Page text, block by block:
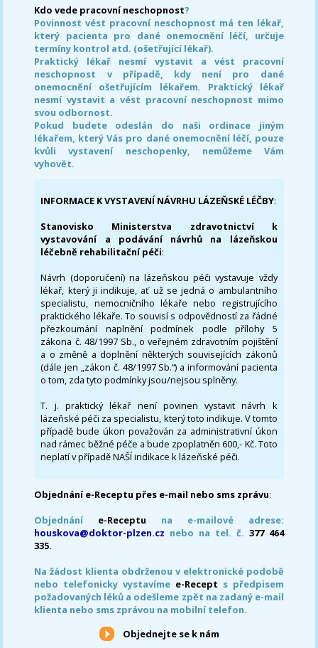
Kdo vede pracovní neschopnost?
Povinnost vést pracovní neschopnost má ten lékař,
který pacienta pro dané onemocnění léčí, určuje
termíny kontrol atd. (ošetřující lékař).
Praktický lékař nesmí vystavit a vést pracovní
neschopnost v případě, kdy není pro dané
onemocnění ošetřujícím lékařem. Praktický lékař
nesmí vystavit a vést pracovní neschopnost mimo
svou odbornost.
Pokud budete odeslán do naši ordinace jiným
lékařem, který Vás pro dané onemocnění léčí, pouze
kvůli vystavení neschopenky, nemůžeme Vám
vyhovět.
INFORMACE K VYSTAVENÍ NÁVRHU LÁZEŇSKÉ LÉČBY:
Stanovisko Ministerstva zdravotnictví k
vystavování a podávání návrhů na lázeňskou
léčebně rehabilitační péči:
Návrh (doporučení) na lázeňskou péči vystavuje vždy
lékař, který ji indikuje, ať už se jedná o ambulantního
specialistu, nemocničního lékaře nebo registrujícího
praktického lékaře. To souvisí s odpovědností za řádné
přezkoumání naplnění podmínek podle přílohy 5
zákona č. 48/1997 Sb., o veřejném zdravotním pojištění
a o změně a doplnění některých souvisejících zákonů
(dále jen „zákon č. 48/1997 Sb.“) a informování pacienta
o tom, zda tyto podmínky jsou/nejsou splněny.
T. j. praktický lékař není povinen vystavit návrh k
lázeňské péči za specialistu, který toto indikuje. V tomto
případě bude úkon považován za administrativní úkon
nad rámec běžné péče a bude zpoplatněn 600,- Kč. Toto
neplatí v případě NAŠÍ indikace k lázeňské péči.
Objednání e-Receptu přes e-mail nebo sms zprávu:
Objednání e-Receptu na e-mailové adrese:
houskova@doktor-plzen.cz nebo na tel. č. 377 464
335.
Na žádost klienta obdrženou v elektronické podobě
nebo telefonicky vystavíme e-Recept s předpisem
požadovaných léků a odešleme zpět na zadaný e-mail
klienta nebo sms zprávou na mobilní telefon.
Objednejte se k nám